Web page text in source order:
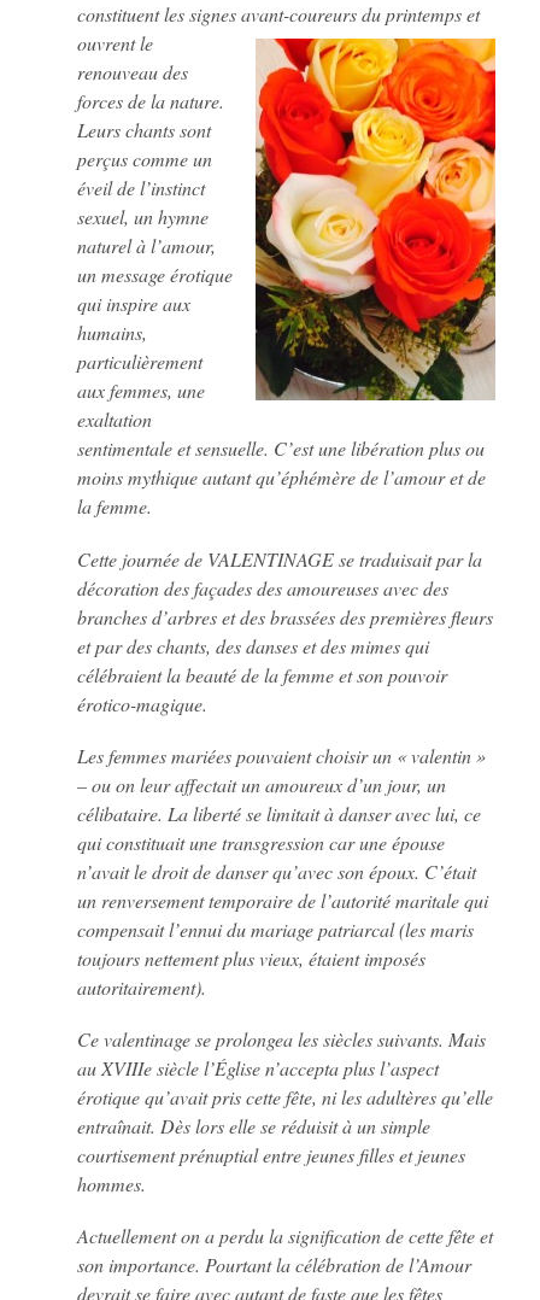
constituent les signes avant-coureurs du printemps et
ouvrent le
renouveau des
forces de la nature.
Leurs chants sont
perçus comme un
éveil de l’instinct
sexuel, un hymne
naturel à l’amour,
un message érotique
qui inspire aux
humains,
particulièrement
aux femmes, une
exaltation
sentimentale et sensuelle. C’est une libération plus ou
moins mythique autant qu’éphémère de l’amour et de
la femme.
Cette journée de VALENTINAGE se traduisait par la
décoration des façades des amoureuses avec des
branches d’arbres et des brassées des premières fleurs
et par des chants, des danses et des mimes qui
célébraient la beauté de la femme et son pouvoir
érotico-magique.
Les femmes mariées pouvaient choisir un « valentin »
– ou on leur affectait un amoureux d’un jour, un
célibataire. La liberté se limitait à danser avec lui, ce
qui constituait une transgression car une épouse
n’avait le droit de danser qu’avec son époux. C’était
un renversement temporaire de l’autorité maritale qui
compensait l’ennui du mariage patriarcal (les maris
toujours nettement plus vieux, étaient imposés
autoritairement).
Ce valentinage se prolongea les siècles suivants. Mais
au XVIIIe siècle l’Église n’accepta plus l’aspect
érotique qu’avait pris cette fête, ni les adultères qu’elle
entraînait. Dès lors elle se réduisit à un simple
courtisement prénuptial entre jeunes filles et jeunes
hommes.
Actuellement on a perdu la signification de cette fête et
son importance. Pourtant la célébration de l’Amour
devrait se faire avec autant de faste que les fêtes